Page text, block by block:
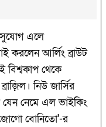
সুযোগ এলে
করলেন আর্লিং ব্রাউট
বিশ্বকাপ থেকে
নিউ জার্সির
যেন নেমে এল ভাইকিং
বোনিতো'-র